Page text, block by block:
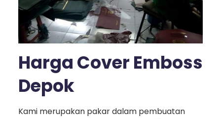
Harga Cover Emboss
Depok
Kami merupakan pakar dalam pembuatan